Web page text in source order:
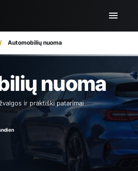
Automobilių nuoma
nuoma
ir praktiški patarimai